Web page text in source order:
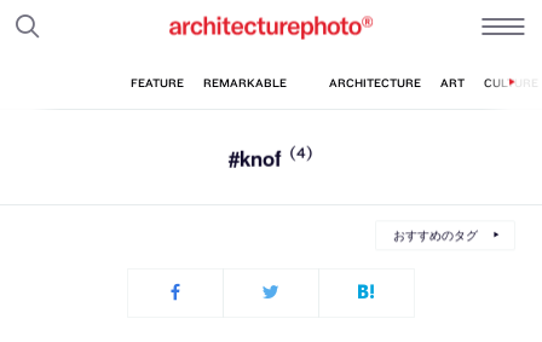
#knof (4)
おすすめのタグ